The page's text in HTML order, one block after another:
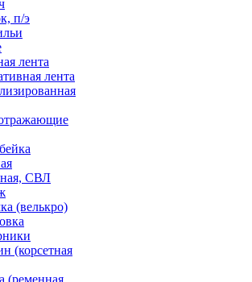
п/э
лента
лента
СВЛ
(велькро)
(корсетная
(ременная